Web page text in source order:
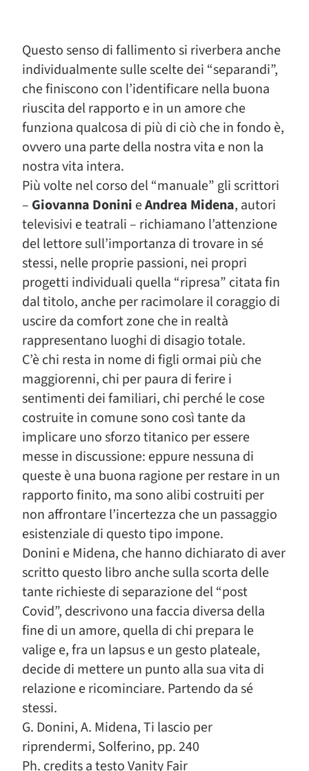
Questo senso di fallimento si riverbera anche
individualmente sulle scelte dei “separandi”,
che finiscono con l’identificare nella buona
riuscita del rapporto e in un amore che
funziona qualcosa di più di ciò che in fondo è,
ovvero una parte della nostra vita e non la
nostra vita intera.
Più volte nel corso del “manuale” gli scrittori
– Giovanna Donini eAndrea Midena, autori
televisivi e teatrali – richiamano l’attenzione
del lettore sull’importanza di trovare in sé
stessi, nelle proprie passioni, nei propri
progetti individuali quella “ripresa” citata fin
dal titolo, anche per racimolare il coraggio di
uscire da comfort zone che in realtà
rappresentano luoghi di disagio totale.
C’è chi resta in nome di figli ormai più che
maggiorenni, chi per paura di ferire i
sentimenti dei familiari, chi perché le cose
costruite in comune sono così tante da
implicare uno sforzo titanico per essere
messe in discussione: eppure nessuna di
queste è una buona ragione per restare in un
rapporto finito, ma sono alibi costruiti per
non affrontare l’incertezza che un passaggio
esistenziale di questo tipo impone.
Donini e Midena, che hanno dichiarato di aver
scritto questo libro anche sulla scorta delle
tante richieste di separazione del “post
Covid”, descrivono una faccia diversa della
fine di un amore, quella di chi prepara le
valige e, fra un lapsus e un gesto plateale,
decide di mettere un punto alla sua vita di
relazione e ricominciare. Partendo da sé
stessi.
G. Donini, A. Midena, Ti lascio per
riprendermi, Solferino, pp. 240
Ph. credits a testo Vanity Fair